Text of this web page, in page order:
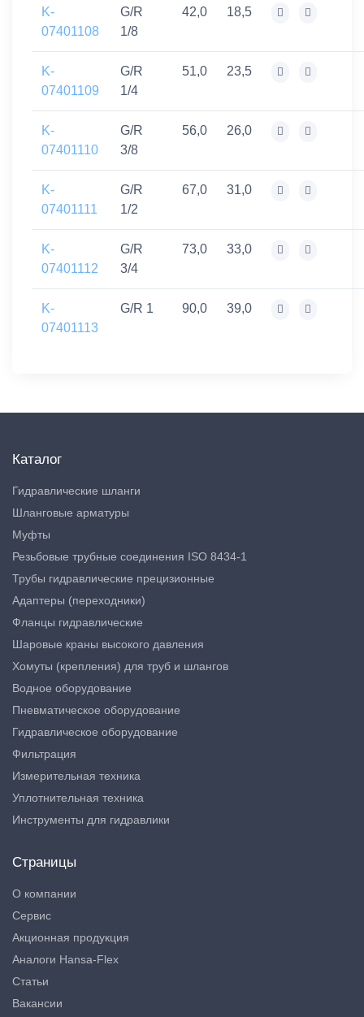
K-
07401108
G/R
1/8
42,0 18,5
K-
07401109
G/R
1/4
51,0 23,5
K-
07401110
G/R
3/8
56,0 26,0
K-
07401111
G/R
1/2
67,0 31,0
K-
07401112
G/R
3/4
73,0 33,0
K-
07401113
G/R 1 90,0 39,0
Каталог
Гидравлические шланги
Шланговые арматуры
Муфты
Резьбовые трубные соединения ISO 8434-1
Трубы гидравлические прецизионные
Адаптеры (переходники)
Фланцы гидравлические
Шаровые краны высокого давления
Хомуты (крепления) для труб и шлангов
Водное оборудование
Пневматическое оборудование
Гидравлическое оборудование
Фильтрация
Измерительная техника
Уплотнительная техника
Инструменты для гидравлики
Страницы
О компании
Сервис
Акционная продукция
Аналоги Hansa-Flex
Статьи
Вакансии